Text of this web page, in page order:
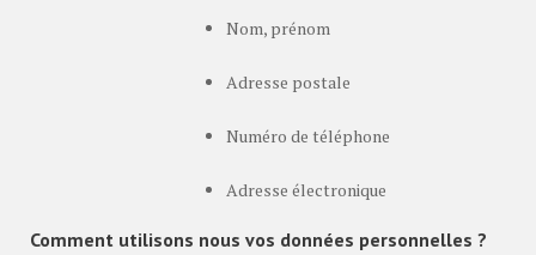
Nom, prénom
Adresse postale
Numéro de téléphone
Adresse électronique
Comment utilisons nous vos données personnelles ?